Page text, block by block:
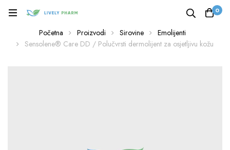
0
Početna Proizvodi Sirovine
Emolijenti
Sensolene® Care DD / Polučvrsti dermolijent za osjetljivu kožu